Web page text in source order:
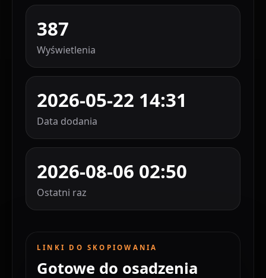
387
Wyświetlenia
2026-05-22 14:31
Data dodania
2026-08-06 02:50
Ostatni raz
LINKI DO SKOPIOWANIA
Gotowe do osadzenia